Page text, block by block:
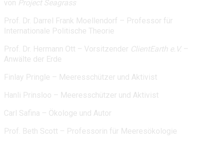
von Project Seagrass
Prof. Dr. Darrel Frank Moellendorf – Professor für
Internationale Politische Theorie
Prof. Dr. Hermann Ott – Vorsitzender ClientEarth e.V. –
Anwälte der Erde
Finlay Pringle – Meeresschützer und Aktivist
Hanli Prinsloo – Meeresschützer und Aktivist
Carl Safina – Ökologe und Autor
Prof. Beth Scott – Professorin für Meeresökologie